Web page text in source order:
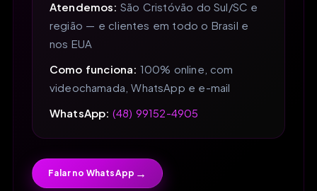
Atendemos: São Cristóvão do Sul/SC e
região — e clientes em todo o Brasil e
nos EUA
Como funciona: 100% online, com
videochamada, WhatsApp e e-mail
WhatsApp: (48) 99152-4905
Falar no WhatsApp →